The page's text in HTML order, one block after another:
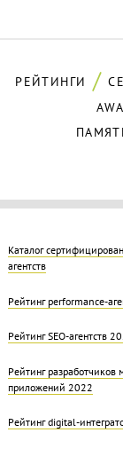
РЕЙТИНГИ
Каталог
агентств
Рейтинг performance-
Рейтинг SEO-агентств
Рейтинг разработчиков
приложений 2022
Рейтинг digital-